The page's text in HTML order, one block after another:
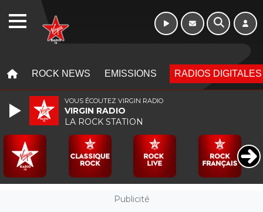
ROCK NEWS EMISSIONS RADIOS DIGITALES
Publicité
VOUS ÉCOUTEZ VIRGIN RADIO
VIRGIN RADIO
LA ROCK STATION
WEBRADIO 10h - 13h